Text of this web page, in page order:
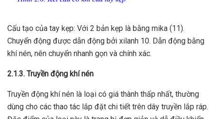
Cấu tạo của tay kẹp: Với 2 bản kẹp là bằng mika (11).
Chuyển động được dẫn động bởi xilanh 10. Dẫn động bằng
khí nén, nên chuyển nhanh gọn và chính xác.
2.1.3. Truyền động khí nén
Truyền động khí nén là loại có giá thành thấp nhất, thường
dùng cho các thao tác lắp đặt chi tiết trên dây truyền lắp ráp.